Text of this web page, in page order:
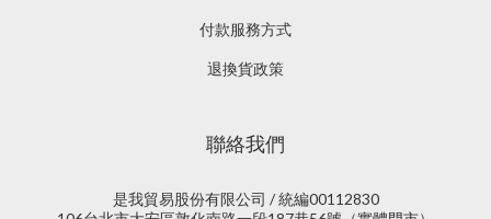
付款服務方式
退換貨政策
聯絡我們
是我貿易股份有限公司 / 統編00112830